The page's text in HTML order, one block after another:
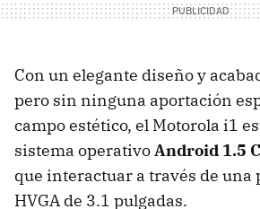
Con un elegante diseño y
pero sin ninguna aportación
campo estético, el Motorola i1
sistema operativoAndroid 1.5
que interactuar a través de una
HVGA de 3.1 pulgadas.